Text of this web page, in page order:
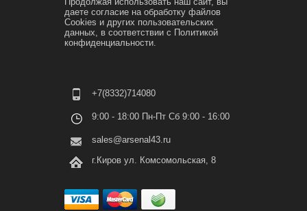
даете согласие на обработку файлов
Cookies и других пользовательских
данных, в соответствии с Политикой
конфиденциальности.
+7(8332)714080
9:00 - 18:00 Пн-Пт Сб 9:00 - 16:00
sales@arsenal43.ru
г.Киров ул. Комсомольская, 8